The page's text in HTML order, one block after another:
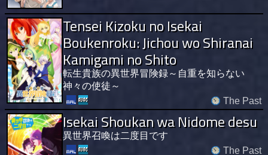
Tensei Kizoku no Isekai
Boukenroku: Jichou wo Shiranai
Kamigami no Shito
転生貴族の異世界冒険録～自重を知らない
神々の使徒～
The Past
Isekai Shoukan wa Nidome desu
異世界召喚は二度目です
The Past